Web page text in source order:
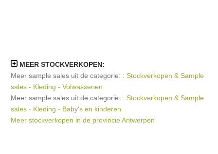
MEER STOCKVERKOPEN:
Meer sample sales uit de categorie: :Stockverkopen & Sample
sales - Kleding - Volwassenen
Meer sample sales uit de categorie: :Stockverkopen & Sample
sales - Kleding - Baby's en kinderen
Meer stockverkopen in de provincie Antwerpen